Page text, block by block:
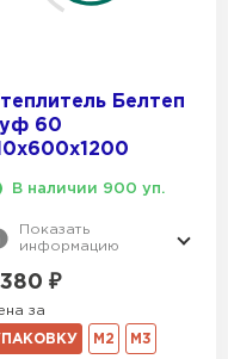
Белтеп
60
В наличии 900 уп.
Показать
информацию
380 ₽
за
М2 М3